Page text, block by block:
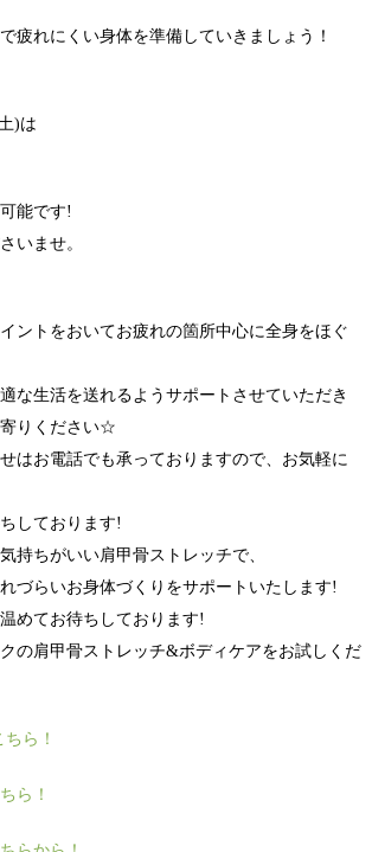
疲れにくい身体を準備していきましょう！
)は
能です!
いませ。
ントをおいてお疲れの箇所中心に全身をほぐ
な生活を送れるようサポートさせていただき
りください☆
はお電話でも承っておりますので、お気軽に
しております!
持ちがいい肩甲骨ストレッチで、
づらいお身体づくりをサポートいたします!
めてお待ちしております!
の肩甲骨ストレッチ&ボディケアをお試しくだ
ちら！
ら！